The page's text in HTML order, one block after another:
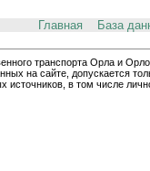
Главная База
транспорта Орла и
на сайте, допускается
в том числе